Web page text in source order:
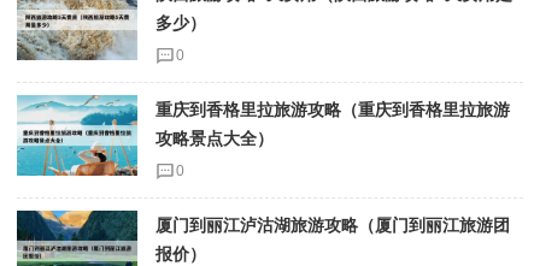
多少）
0
重庆到香格里拉旅游攻略（重庆到香格里拉旅游
攻略景点大全）
0
厦门到丽江泸沽湖旅游攻略（厦门到丽江旅游团
报价）